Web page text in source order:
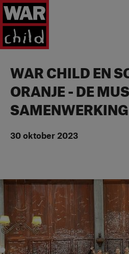
Ga naar homepage
WAR CHILD EN
ORANJE - DE
30 oktober 2023